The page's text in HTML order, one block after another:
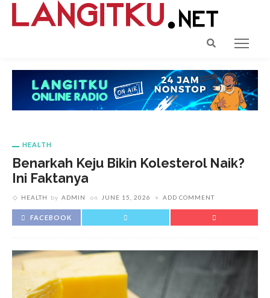
HEALTH
Benarkah Keju Bikin Kolesterol Naik?
Ini Faktanya
HEALTH by ADMIN on JUNE 15, 2026 ADD COMMENT
FACEBOOK